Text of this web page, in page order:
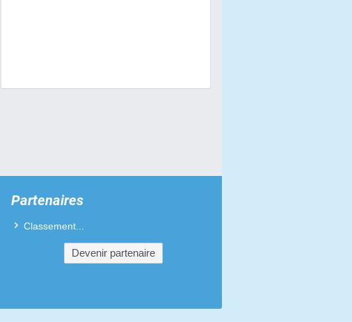
Pots d'échappement pour FYM Strike
Partenaires
Classement...
Devenir partenaire